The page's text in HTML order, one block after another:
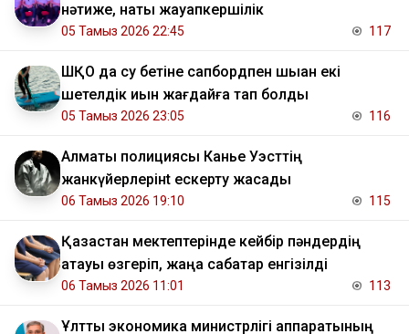
нәтиже, нақты жауапкершілік
05 Тамыз 2026 22:45 117
ШҚО да су бетіне сапбордпен шыққан екі
шетелдік қиын жағдайға тап болды
05 Тамыз 2026 23:05 116
Алматы полициясы Канье Уэсттің
жанкүйерлерінt ескерту жасады
06 Тамыз 2026 19:10 115
Қазақстан мектептерінде кейбір пәндердің
атауы өзгеріп, жаңа сабақтар енгізілді
06 Тамыз 2026 11:01 113
Ұлттық экономика министрлігі аппаратының